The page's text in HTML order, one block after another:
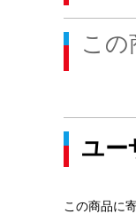
こ
ユー
この商品に